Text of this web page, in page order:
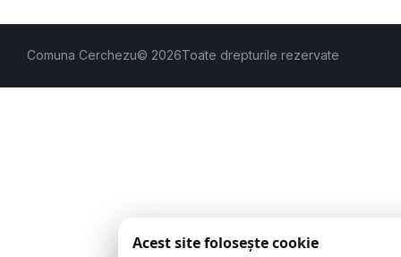
Comuna Cerchezu© 2026Toate drepturile rezervate
Acest site folosește cookie